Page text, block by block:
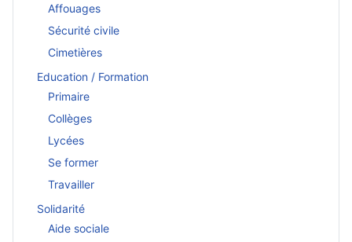
Affouages
Sécurité civile
Cimetières
Education / Formation
Primaire
Collèges
Lycées
Se former
Travailler
Solidarité
Aide sociale